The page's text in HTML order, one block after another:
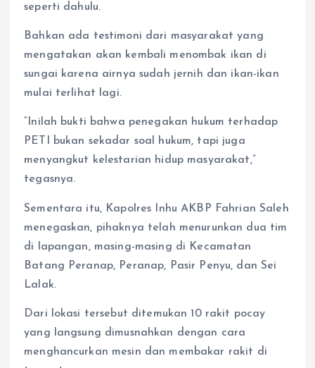
seperti dahulu.
Bahkan ada testimoni dari masyarakat yang
mengatakan akan kembali menombak ikan di
sungai karena airnya sudah jernih dan ikan-ikan
mulai terlihat lagi.
“Inilah bukti bahwa penegakan hukum terhadap
PETI bukan sekadar soal hukum, tapi juga
menyangkut kelestarian hidup masyarakat,”
tegasnya.
Sementara itu, Kapolres Inhu AKBP Fahrian Saleh
menegaskan, pihaknya telah menurunkan dua tim
di lapangan, masing-masing di Kecamatan
Batang Peranap, Peranap, Pasir Penyu, dan Sei
Lalak.
Dari lokasi tersebut ditemukan 10 rakit pocay
yang langsung dimusnahkan dengan cara
menghancurkan mesin dan membakar rakit di